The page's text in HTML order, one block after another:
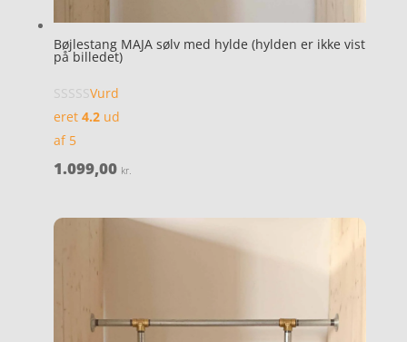
Bøjlestang MAJA sølv med hylde (hylden er ikke vist
på billedet)
Vurd
eret 4.2ud
af 5
1.099,00 kr.